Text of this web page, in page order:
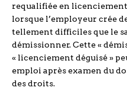
requalifiée en
lorsque l’employeur crée
tellement difficiles que le
démissionner. Cette «
« licenciement déguisé »
emploi après examen du
des droits.